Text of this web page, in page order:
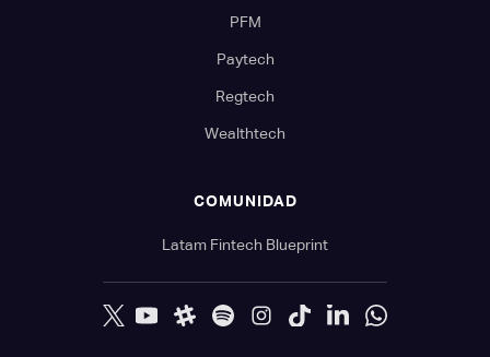
PFM
Paytech
Regtech
Wealthtech
COMUNIDAD
Latam Fintech Blueprint